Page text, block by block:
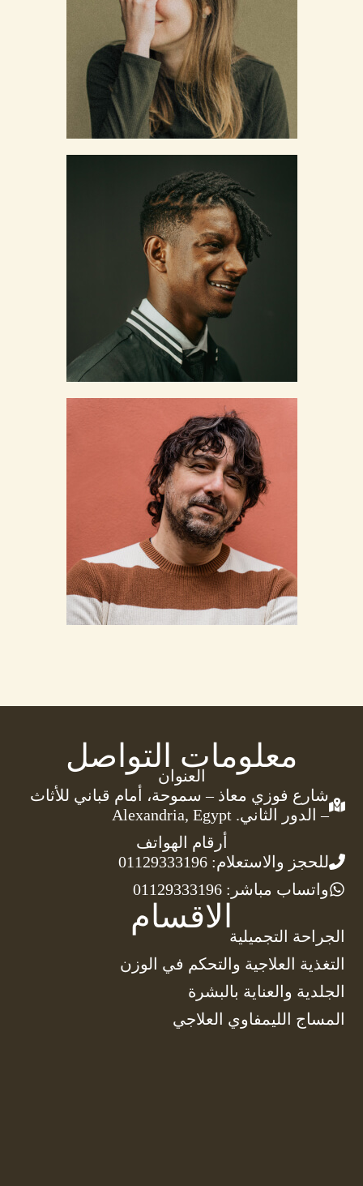
معلومات التواصل
العنوان
شارع فوزي معاذ – سموحة، أمام قباني للأثاث
– الدور الثاني. Alexandria, Egypt
أرقام الهواتف
للحجز والاستعلام: 01129333196
واتساب مباشر: 01129333196
الاقسام
الجراحة التجميلية
التغذية العلاجية والتحكم في الوزن
الجلدية والعناية بالبشرة
المساج الليمفاوي العلاجي